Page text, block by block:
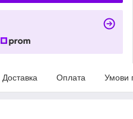
Доставка Оплата Умови